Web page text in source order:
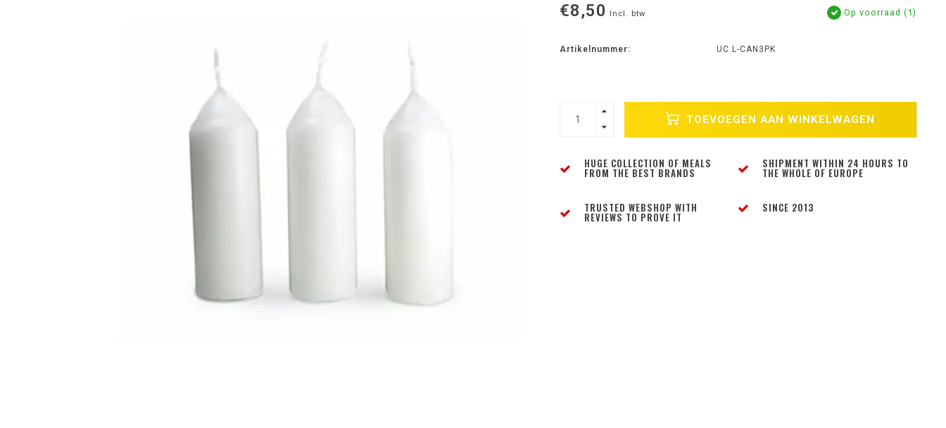
€8,50 Incl. btw Op voorraad (1)
Artikelnummer: UC L-CAN3PK
TOEVOEGEN AAN WINKELWAGEN
HUGE COLLECTION OF MEALS
FROM THE BEST BRANDS
SHIPMENT WITHIN 24 HOURS TO
THE WHOLE OF EUROPE
TRUSTED WEBSHOP WITH
REVIEWS TO PROVE IT
SINCE 2013